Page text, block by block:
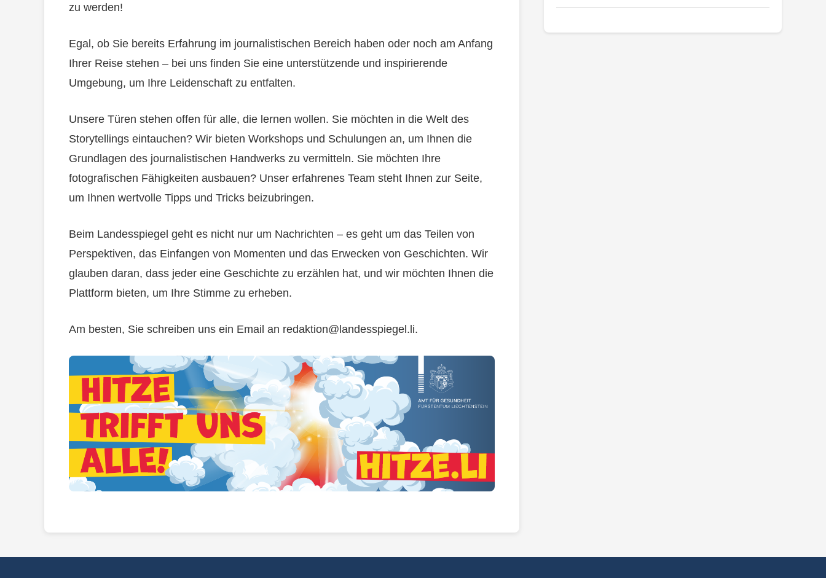
zu werden!
Egal, ob Sie bereits Erfahrung im journalistischen Bereich haben oder noch am Anfang
Ihrer Reise stehen – bei uns finden Sie eine unterstützende und inspirierende
Umgebung, um Ihre Leidenschaft zu entfalten.
Unsere Türen stehen offen für alle, die lernen wollen. Sie möchten in die Welt des
Storytellings eintauchen? Wir bieten Workshops und Schulungen an, um Ihnen die
Grundlagen des journalistischen Handwerks zu vermitteln. Sie möchten Ihre
fotografischen Fähigkeiten ausbauen? Unser erfahrenes Team steht Ihnen zur Seite,
um Ihnen wertvolle Tipps und Tricks beizubringen.
Beim Landesspiegel geht es nicht nur um Nachrichten – es geht um das Teilen von
Perspektiven, das Einfangen von Momenten und das Erwecken von Geschichten. Wir
glauben daran, dass jeder eine Geschichte zu erzählen hat, und wir möchten Ihnen die
Plattform bieten, um Ihre Stimme zu erheben.
Am besten, Sie schreiben uns ein Email an redaktion@landesspiegel.li.